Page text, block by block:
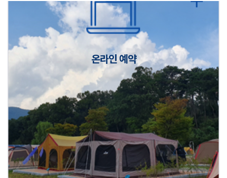
캠핑장(9월1일~6일) 미운영 공지
2026년 5월 캠핑장 안점 점검의 날 변경 안내
캠핑장(9월1일~6일) 미운영 공지
2026년 5월 캠핑장 안점 점검의 날 변경 안내
온라인 예약